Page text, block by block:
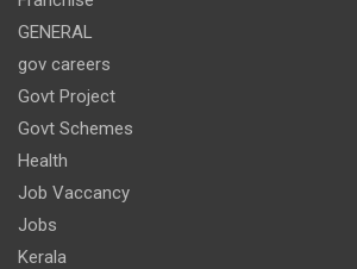
GENERAL
gov careers
Govt Project
Govt Schemes
Health
Job Vaccancy
Jobs
Kerala